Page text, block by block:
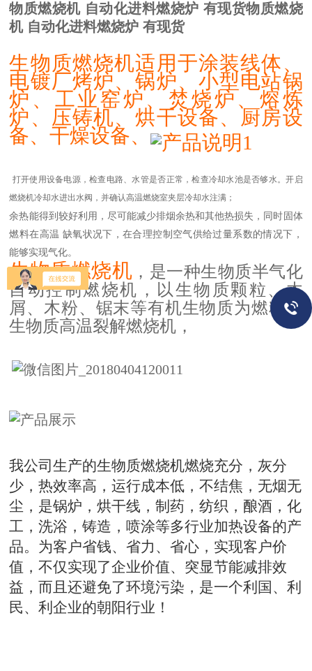
物质燃烧机 自动化进料燃烧炉 有现货物质燃烧
机 自动化进料燃烧炉 有现货
生物质燃烧机适用于涂装线体、
电镀厂烤炉、锅炉、小型电站锅
炉、工业窑炉、焚烧炉、熔炼
炉、压铸机、烘干设备、厨房设
备、干燥设备、
打开使用设备电源，检查电路、水管是否正常，检查冷却水池是否够水。开启
燃烧机冷却水进出水阀，并确认高温燃烧室夹层冷却水注满；
余热能得到较好利用，尽可能减少排烟余热和其他热损失，同时固体
燃料在高温 缺氧状况下，在合理控制空气供给过量系数的情况下，
能够实现气化。
生物质燃烧机 ，是一种生物质半气化
自动控制燃烧机，以生物质颗粒、木
屑、木粉、锯末等有机生物质为燃料的
生物质高温裂解燃烧机，
我公司生产的生物质燃烧机燃烧充分，灰分
少，热效率高，运行成本低，不结焦，无烟无
尘，是锅炉，烘干线，制药，纺织，酿酒，化
工，洗浴，铸造，喷涂等多行业加热设备的产
品。为客户省钱、省力、省心，实现客户价
值，不仅实现了企业价值、突显节能减排效
益，而且还避免了环境污染，是一个利国、利
民、利企业的朝阳行业！